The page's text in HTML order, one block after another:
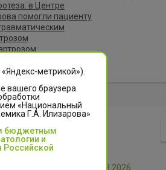
в Центре
помогли пациенту
События
31.03.2026
метрикой»).
вашего браузера.
«Национальный
Г.А. Илизарова»
бюджетным
и
Российской